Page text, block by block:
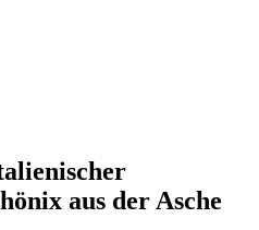
aus der Asche